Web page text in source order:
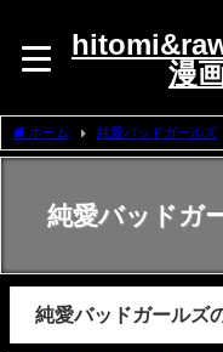
漫
ホーム 純愛バッドガールズ
純愛バッドガ
純愛バッドガールズ